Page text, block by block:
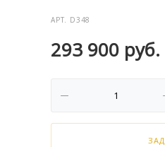
АРТ. D348
293 900 руб.